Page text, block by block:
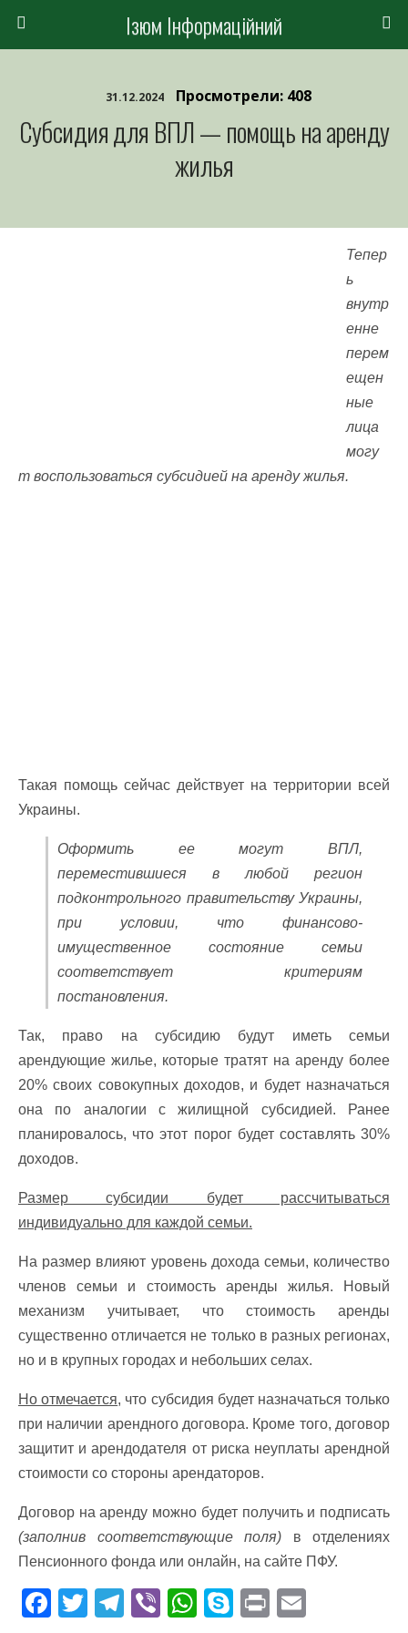
Ізюм Інформаційний
31.12.2024 Просмотрели: 408
Субсидия для ВПЛ — помощь на аренду
жилья
Тепер
ь
внутр
енне
перем
ещен
ные
лица
могу
т воспользоваться субсидией на аренду жилья.
Такая помощь сейчас действует на территории всей
Украины.
Оформить ее могут ВПЛ,
переместившиеся в любой регион
подконтрольного правительству Украины,
при условии, что финансово-
имущественное состояние семьи
соответствует критериям
постановления.
Так, право на субсидию будут иметь семьи
арендующие жилье, которые тратят на аренду более
20% своих совокупных доходов, и будет назначаться
она по аналогии с жилищной субсидией. Ранее
планировалось, что этот порог будет составлять 30%
доходов.
Размер субсидии будет рассчитываться
индивидуально для каждой семьи.
На размер влияют уровень дохода семьи, количество
членов семьи и стоимость аренды жилья. Новый
механизм учитывает, что стоимость аренды
существенно отличается не только в разных регионах,
но и в крупных городах и небольших селах.
Но отмечается, что субсидия будет назначаться только
при наличии арендного договора. Кроме того, договор
защитит и арендодателя от риска неуплаты арендной
стоимости со стороны арендаторов.
Договор на аренду можно будет получить и подписать
(заполнив соответствующие поля) в отделениях
Пенсионного фонда или онлайн, на сайте ПФУ.
F T T Vi W S Pr